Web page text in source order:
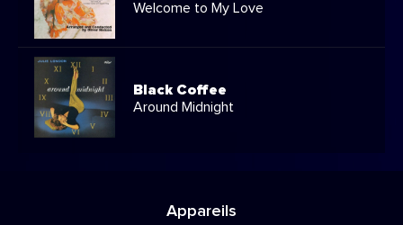
Welcome to My Love
Black Coffee
Around Midnight
Appareils